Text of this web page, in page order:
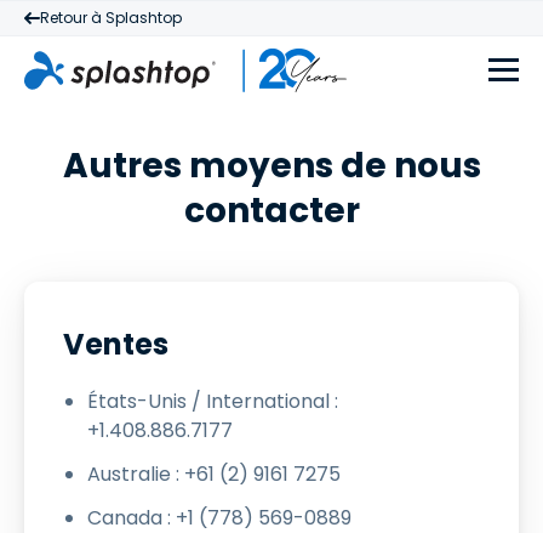
Retour à Splashtop
Autres moyens de nous
contacter
Ventes
États-Unis / International :
+1.408.886.7177
Australie : +61 (2) 9161 7275
Canada : +1 (778) 569-0889